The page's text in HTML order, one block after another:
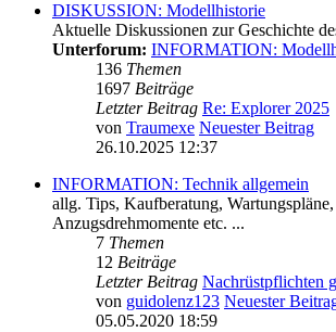
DISKUSSION: Modellhistorie
Aktuelle Diskussionen zur Geschichte
Unterforum: INFORMATION:
136 Themen
1697 Beiträge
Letzter Beitrag Re: Explorer 2025
von Traumexe Neuester Beitrag
26.10.2025 12:37
INFORMATION: Technik allgemein
allg. Tips, Kaufberatung,
Anzugsdrehmomente etc. ...
7 Themen
12 Beiträge
Letzter Beitrag Nachrüstpflichten
von guidolenz123 Neuester
05.05.2020 18:59